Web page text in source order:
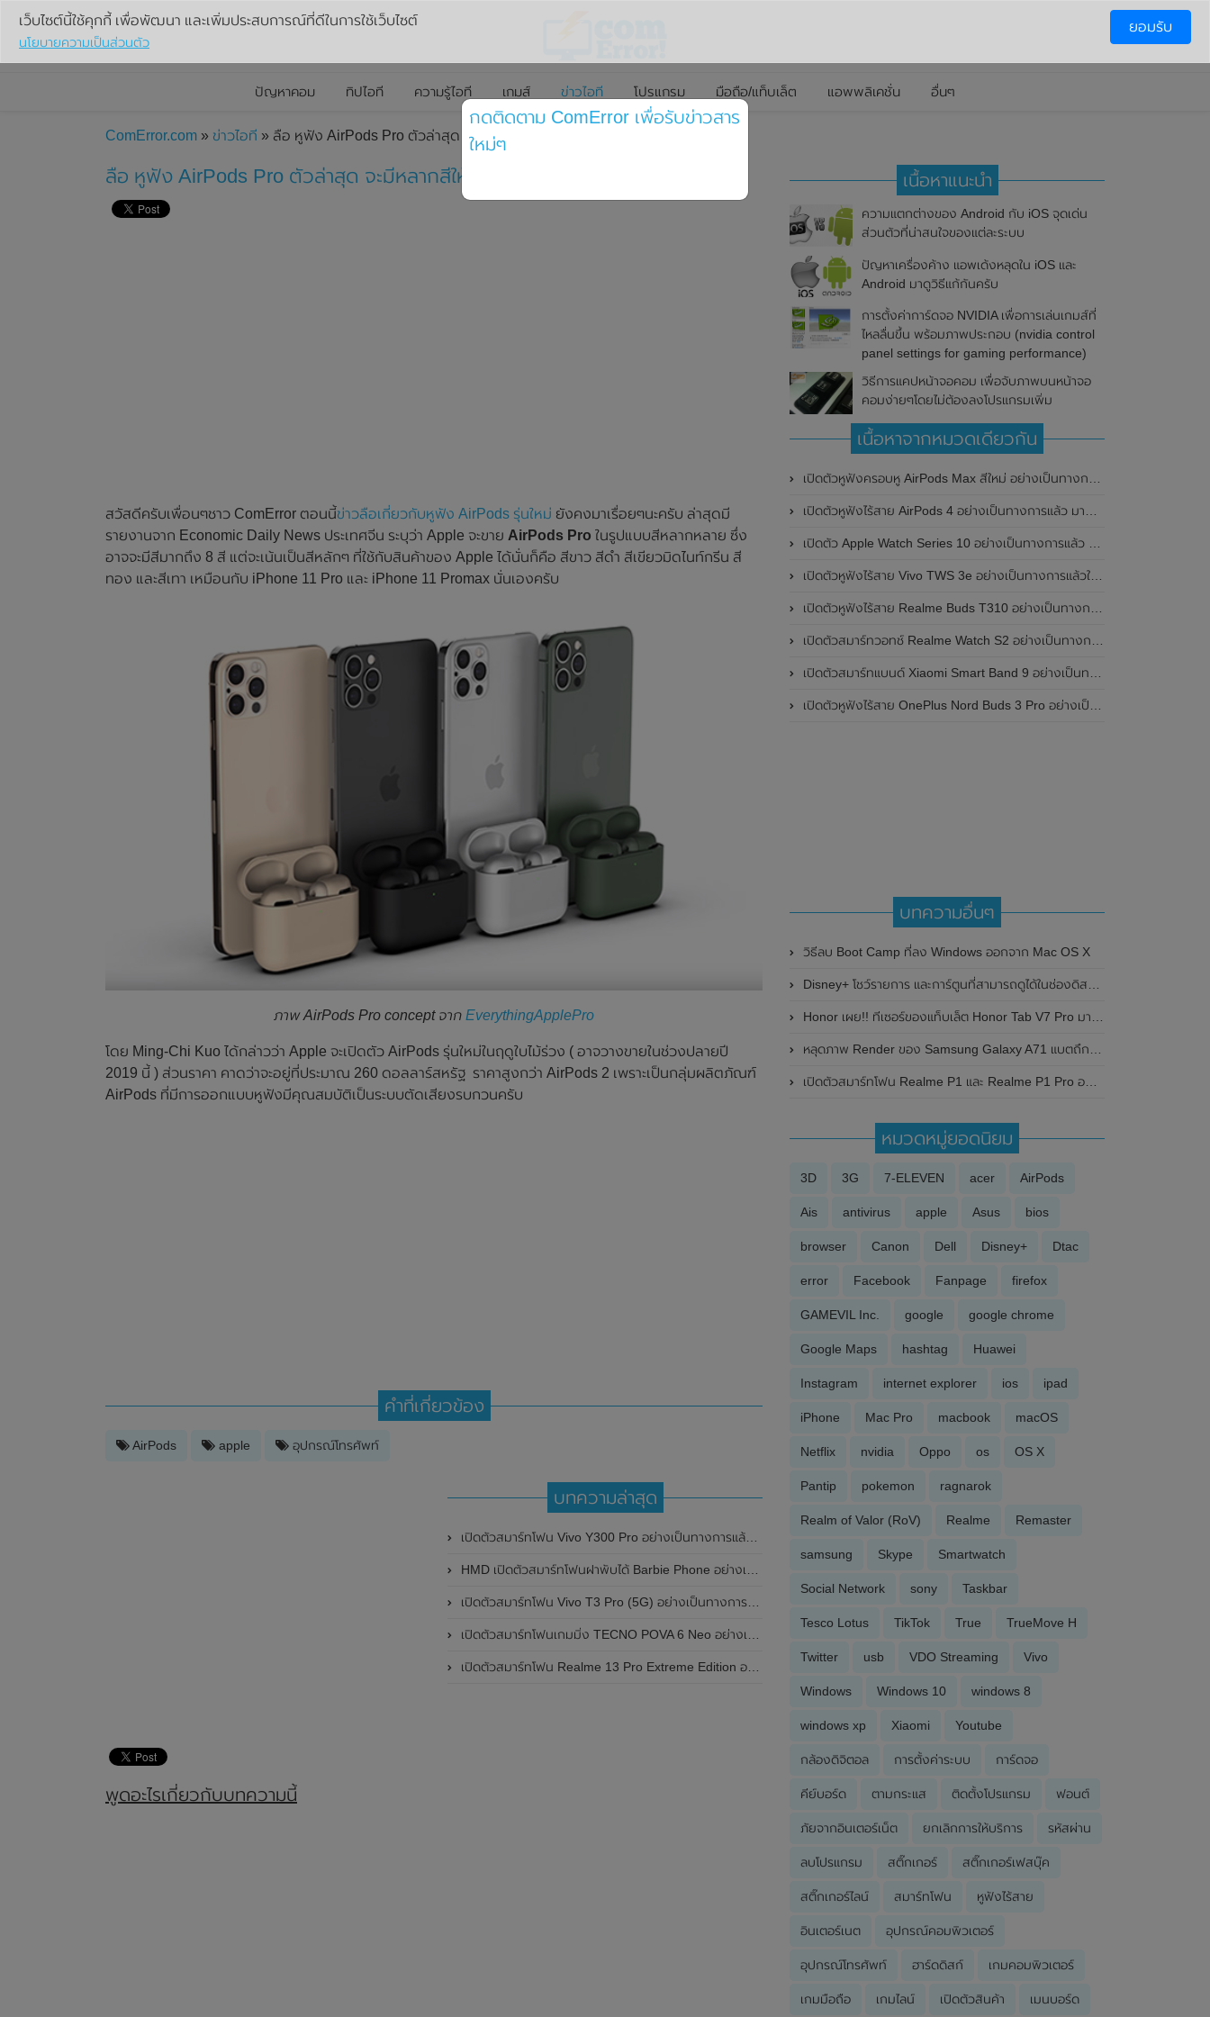
ปัญหาคอม ทิปไอที ความรู้ไอที เกมส์ ข่าวไอที โปรแกรม มือถือ/แท็บเล็ต แอพพลิเคชั่น อื่นๆ
ComError.com » ข่าวไอที » ลือ หูฟัง AirPods Pro ตัวล่าสุด จะมีหลากสีให้เลือก เข้ากับสีของ iPhone
ลือ หูฟัง AirPods Pro ตัวล่าสุด จะมีหลากสีให้เลือก เข้ากับสีของ iPhone
สวัสดีครับเพื่อนๆชาว ComError ตอนนี้ข่าวลือเกี่ยวกับหูฟัง AirPods รุ่นใหม่ ยังคงมาเรื่อยๆนะครับ ล่าสุดมี
รายงานจาก Economic Daily News ประเทศจีน ระบุว่า Apple จะขาย AirPods Pro ในรูปแบบสีหลากหลาย ซึ่ง
อาจจะมีสีมากถึง 8 สี แต่จะเน้นเป็นสีหลักๆ ที่ใช้กับสินค้าของ Apple ได้นั่นก็คือ สีขาว สีดำ สีเขียวมิดไนท์กรีน สี
ทอง และสีเทา เหมือนกับ iPhone 11 Pro และ iPhone 11 Promax นั่นเองครับ
ภาพ AirPods Pro concept จาก EverythingApplePro
โดย Ming-Chi Kuo ได้กล่าวว่า Apple จะเปิดตัว AirPods รุ่นใหม่ในฤดูใบไม้ร่วง ( อาจวางขายในช่วงปลายปี
2019 นี้ ) ส่วนราคา คาดว่าจะอยู่ที่ประมาณ 260 ดอลลาร์สหรัฐ ราคาสูงกว่า AirPods 2 เพราะเป็นกลุ่มผลิตภัณฑ์
AirPods ที่มีการออกแบบหูฟังมีคุณสมบัติเป็นระบบตัดเสียงรบกวนครับ
คำที่เกี่ยวข้อง
AirPods apple อุปกรณ์โทรศัพท์
บทความล่าสุด
เปิดตัวสมาร์ทโฟน Vivo Y300 Pro อย่างเป็นทางการแล้วในประเทศจีน มาพร้อมดีไซน์พรีเมี่ยม ทนทาน และแบตเตอรี่สุดอึดขนาดใหญ่ 6,500mAh พร้อมรองรับการชาร์จไว 80W
HMD เปิดตัวสมาร์ทโฟนฝาพับได้ Barbie Phone อย่างเป็นทางการแล้ว มาพร้อมธีมสีชมพูสดใส
เปิดตัวสมาร์ทโฟน Vivo T3 Pro (5G) อย่างเป็นทางการแล้วในประเทศอินเดีย
เปิดตัวสมาร์ทโฟนเกมมิ่ง TECNO POVA 6 Neo อย่างเป็นทางการแล้วในประเทศไทย ในราคา 8,499 บาท
เปิดตัวสมาร์ทโฟน Realme 13 Pro Extreme Edition อย่างเป็นทางการแล้วในประเทศจีน
พูดอะไรเกี่ยวกับบทความนี้
เนื้อหาแนะนำ
ความแตกต่างของ Android กับ iOS จุดเด่น
ส่วนตัวที่น่าสนใจของแต่ละระบบ
ปัญหาเครื่องค้าง แอพเด้งหลุดใน iOS และ
Android มาดูวิธีแก้กันครับ
การตั้งค่าการ์ดจอ NVIDIA เพื่อการเล่นเกมส์ที่
ไหลลื่นขึ้น พร้อมภาพประกอบ (nvidia control
panel settings for gaming performance)
วิธีการแคปหน้าจอคอม เพื่อจับภาพบนหน้าจอ
คอมง่ายๆโดยไม่ต้องลงโปรแกรมเพิ่ม
เนื้อหาจากหมวดเดียวกัน
เปิดตัวหูฟังครอบหู AirPods Max สีใหม่ อย่างเป็นทางการแล้ว
เปิดตัวหูฟังไร้สาย AirPods 4 อย่างเป็นทางการแล้ว มาพร้อม ANC และฟีเจอร์ใหม่มากมาย
เปิดตัว Apple Watch Series 10 อย่างเป็นทางการแล้ว มาพร้อมชิปเซ็ตรุ่น S10
เปิดตัวหูฟังไร้สาย Vivo TWS 3e อย่างเป็นทางการแล้วในประเทศอินเดีย มาพร้อมระบบตัดเสียงรบกวน ANC ที่ 30dB , ป้องกันฝุ่นและกันน้ำที่ระดับ IP54 , แบตเตอรี่สามารถใช้งานนานสูงสุด 36 ชั่วโมง
เปิดตัวหูฟังไร้สาย Realme Buds T310 อย่างเป็นทางการในประเทศอินเดีย มาพร้อมระบบตัดเสียงรบกวน ANC สูงสุด 46dB , เสียงรอบทิศทาง 360 องศา , แบตเตอรี่สามารถใช้งานได้นานสูงสุด 40 ชั่วโมง
เปิดตัวสมาร์ทวอทช์ Realme Watch S2 อย่างเป็นทางการในประเทศอินเดีย มาพร้อมตัวเรือนสแตนเลสสตีล , หน้าจอแสดงผล AMOLED ขนาด 1.43 นิ้ว , แบตเตอรี่ขนาดใหญ่ใช้งานได้นาน 20 วัน และรองรับคำสั่งเสียง Super AI Engine ที่ขับเคลื่อนโดย ChatGPT
เปิดตัวสมาร์ทแบนด์ Xiaomi Smart Band 9 อย่างเป็นทางการแล้ว มาพร้อมหน้าจอ AMOLED ขนาด 1.62 นิ้ว , ตัวเรือนเป็นโลหะ และแบตเตอรี่สุดอึดสามารถใช้งานได้นานถึง 21 วัน
เปิดตัวหูฟังไร้สาย OnePlus Nord Buds 3 Pro อย่างเป็นทางการแล้ว มาพร้อมระบบตัดเสียงรบกวน (ANC) สามารถลดเสียงรบกวนได้ 49dB และแบตเตอรี่สุดอึดใช้งานได้นานสูงสุดถึง 44 ชั่วโมง
บทความอื่นๆ
วิธีลบ Boot Camp ที่ลง Windows ออกจาก Mac OS X
Disney+ โชว์รายการ และการ์ตูนที่สามารถดูได้ในช่องดิสนีย์พลัส
Honor เผย!! ทีเซอร์ของแท็บเล็ต Honor Tab V7 Pro มาพร้อมกับคีย์บอร์ดแม่เหล็ก Magnetic Keyboard และปากกาสไตลัส Stylus เตรียมเปิดตัววันที่ 12 สิงหาคม 2021 นี้
หลุดภาพ Render ของ Samsung Galaxy A71 แบตถึก กล้องหลัง 4 ตัว
เปิดตัวสมาร์ทโฟน Realme P1 และ Realme P1 Pro อย่างเป็นทางการแล้ว มาพร้อมหน้าจอแสดงผล OLED / 120Hz , กล้องหลังความละเอียด 50MP และแบตเตอรี่ 5,000mAh พร้อมการชาร์จไวที่ 45W
หมวดหมู่ยอดนิยม
3D 3G 7-ELEVEN acer AirPods
Ais antivirus apple Asus bios
browser Canon Dell Disney+ Dtac
error Facebook Fanpage firefox
GAMEVIL Inc. google google chrome
Google Maps hashtag Huawei
Instagram internet explorer ios ipad
iPhone Mac Pro macbook macOS
Netflix nvidia Oppo os OS X
Pantip pokemon ragnarok
Realm of Valor (RoV) Realme Remaster
samsung Skype Smartwatch
Social Network sony Taskbar
Tesco Lotus TikTok True TrueMove H
Twitter usb VDO Streaming Vivo
Windows Windows 10 windows 8
windows xp Xiaomi Youtube
กล้องดิจิตอล การตั้งค่าระบบ การ์ดจอ
คีย์บอร์ด ตามกระแส ติดตั้งโปรแกรม ฟอนต์
ภัยจากอินเตอร์เน็ต ยกเลิกการให้บริการ รหัสผ่าน
ลบโปรแกรม สติ๊กเกอร์ สติ๊กเกอร์เฟสบุ๊ค
สติ๊กเกอร์ไลน์ สมาร์ทโฟน หูฟังไร้สาย
อินเตอร์เนต อุปกรณ์คอมพิวเตอร์
อุปกรณ์โทรศัพท์ ฮาร์ดดิสก์ เกมคอมพิวเตอร์
เกมมือถือ เกมไลน์ เปิดตัวสินค้า เมนบอร์ด
เว็บไซต์นี้ใช้คุกกี้ เพื่อพัฒนา และเพิ่มประสบการณ์ที่ดีในการใช้เว็บไซต์
นโยบายความเป็นส่วนตัว
ยอมรับ
กดติดตาม ComError เพื่อรับข่าวสาร
ใหม่ๆ